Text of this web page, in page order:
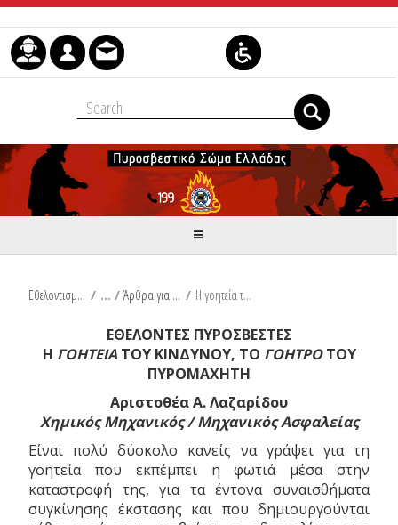
Skip to Content
Εθελοντισμός / Άρθρα για τον Εθελοντισμό / Η γοητεία του κινδύνου, το γόητρο του πυρομαχητή
ΕΘΕΛΟΝΤΕΣ ΠΥΡΟΣΒΕΣΤΕΣ
Η ΓΟΗΤΕΙΑΤΟΥ ΚΙΝΔΥΝΟΥ, ΤΟ ΓΟΗΤΡΟΤΟΥ
ΠΥΡΟΜΑΧΗΤΗ
Αριστοθέα Α. Λαζαρίδου
Χημικός Μηχανικός / Μηχανικός Ασφαλείας
Είναι πολύ δύσκολο κανείς να γράψει για τη
γοητεία που εκπέμπει η φωτιά μέσα στην
καταστροφή της, για τα έντονα συναισθήματα
συγκίνησης έκστασης και που δημιουργούνται